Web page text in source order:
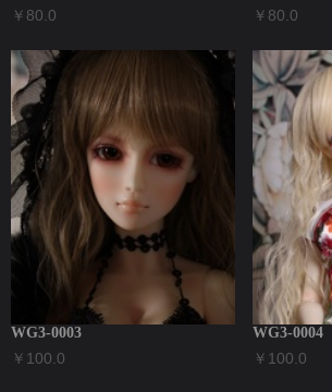
￥80.0 ￥80.0
WG3-0003
￥100.0
WG3-0004
￥100.0